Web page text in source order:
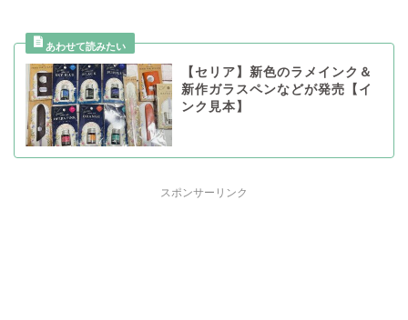
【セリア】新色のラメインク＆
新作ガラスペンなどが発売【イ
ンク見本】
スポンサーリンク